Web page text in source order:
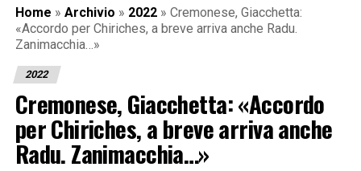
Home » Archivio » 2022 » Cremonese, Giacchetta:
«Accordo per Chiriches, a breve arriva anche Radu.
Zanimacchia…»
2022
Cremonese, Giacchetta: «Accordo
per Chiriches, a breve arriva anche
Radu. Zanimacchia…»